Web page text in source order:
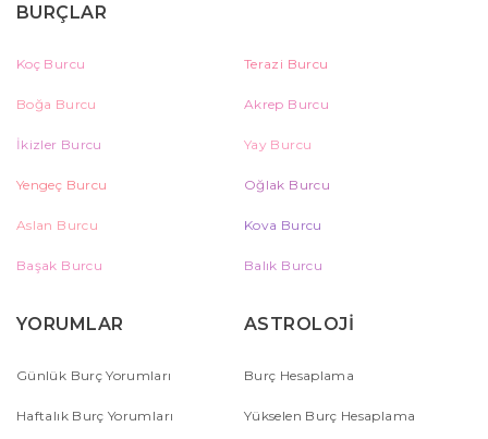
BURÇLAR
Koç Burcu Terazi Burcu
Boğa Burcu Akrep Burcu
İkizler Burcu Yay Burcu
Yengeç Burcu Oğlak Burcu
Aslan Burcu Kova Burcu
Başak Burcu Balık Burcu
YORUMLAR
Günlük Burç Yorumları
Haftalık Burç Yorumları
ASTROLOJİ
Burç Hesaplama
Yükselen Burç Hesaplama